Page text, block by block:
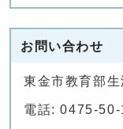
お問い合わせ
東金市教育部生
電話: 0475-